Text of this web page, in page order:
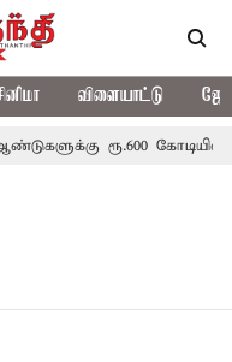
விளையாட்டு
ரூ.600